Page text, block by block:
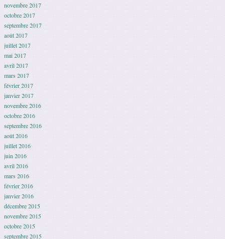
novembre 2017
octobre 2017
septembre 2017
août 2017
juillet 2017
mai 2017
avril 2017
mars 2017
février 2017
janvier 2017
novembre 2016
octobre 2016
septembre 2016
août 2016
juillet 2016
juin 2016
avril 2016
mars 2016
février 2016
janvier 2016
décembre 2015
novembre 2015
octobre 2015
septembre 2015